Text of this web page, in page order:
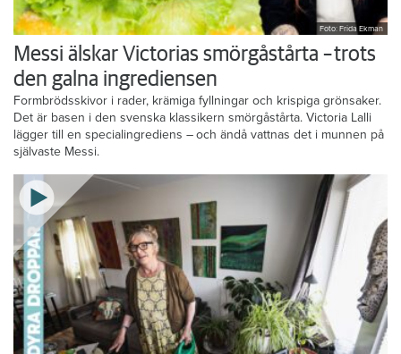
Foto: Frida Ekman
Messi älskar Victorias smörgåstårta – trots
den galna ingrediensen
Formbrödsskivor i rader, krämiga fyllningar och krispiga grönsaker.
Det är basen i den svenska klassikern smörgåstårta. Victoria Lalli
lägger till en specialingrediens – och ändå vattnas det i munnen på
självaste Messi.